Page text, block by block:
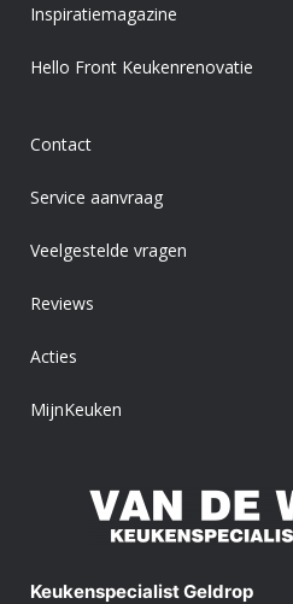
Inspiratiemagazine
Hello Front Keukenrenovatie
Contact
Service aanvraag
Veelgestelde vragen
Reviews
Acties
MijnKeuken
Keukenspecialist Geldrop